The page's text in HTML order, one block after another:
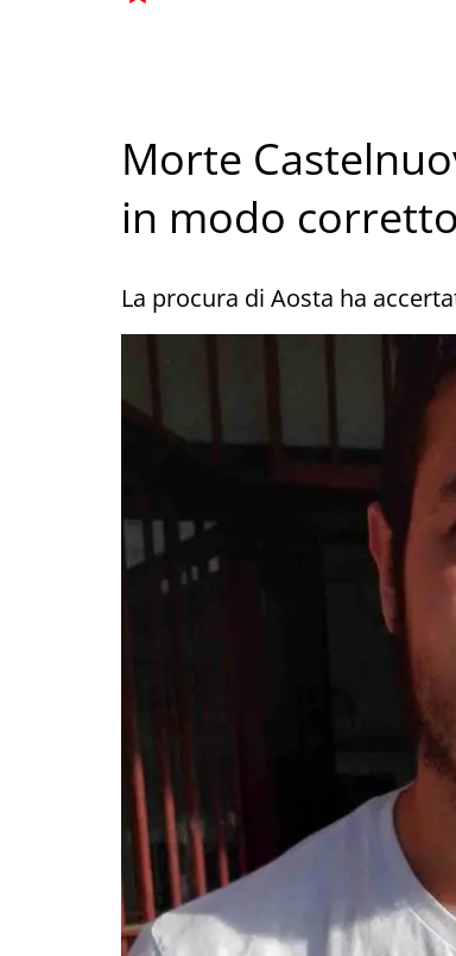
Morte
in modo corretto
La procura di Aosta ha